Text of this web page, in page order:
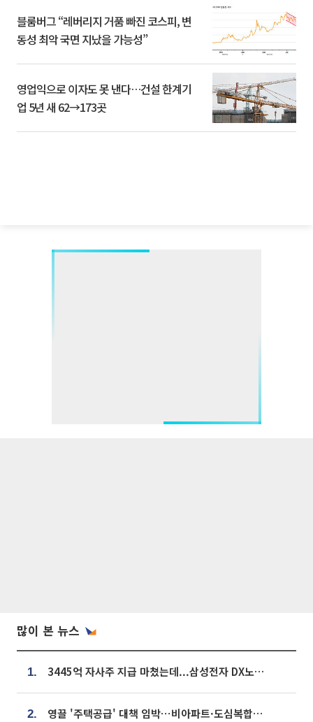
블룸버그 “레버리지 거품 빠진 코스피, 변
동성 최악 국면 지났을 가능성”
영업익으로 이자도 못 낸다…건설 한계기
업 5년 새 62→173곳
많이 본 뉴스
1. 3445억 자사주 지급 마쳤는데...삼성전자 DX노조, 뒤늦은 '떼쓰기 집회'
2. 영끌 '주택공급' 대책 임박⋯비아파트·도심복합까지 총동원